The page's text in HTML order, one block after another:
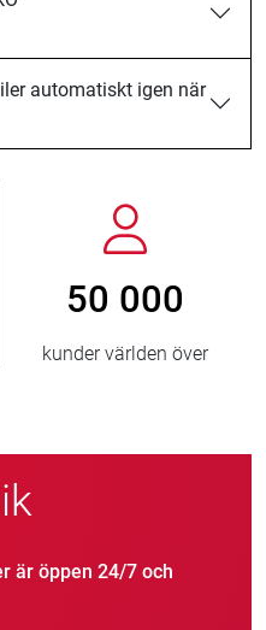
automatiskt igen när
år
> 3
sålda
är öppen 24/7 och